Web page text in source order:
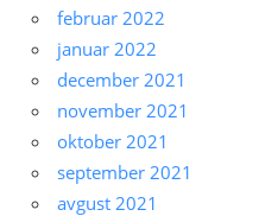
februar 2022
januar 2022
december 2021
november 2021
oktober 2021
september 2021
avgust 2021